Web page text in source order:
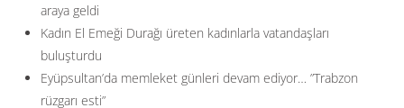
araya geldi
Kadın El Emeği Durağı üreten kadınlarla vatandaşları
buluşturdu
Eyüpsultan’da memleket günleri devam ediyor… ”Trabzon
rüzgarı esti”